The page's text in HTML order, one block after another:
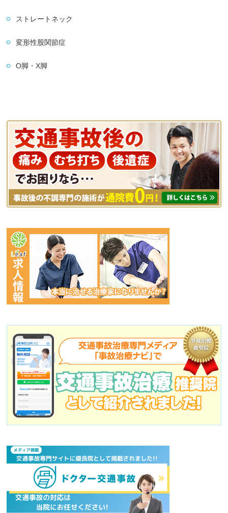
ストレートネック
変形性股関節症
O脚・X脚